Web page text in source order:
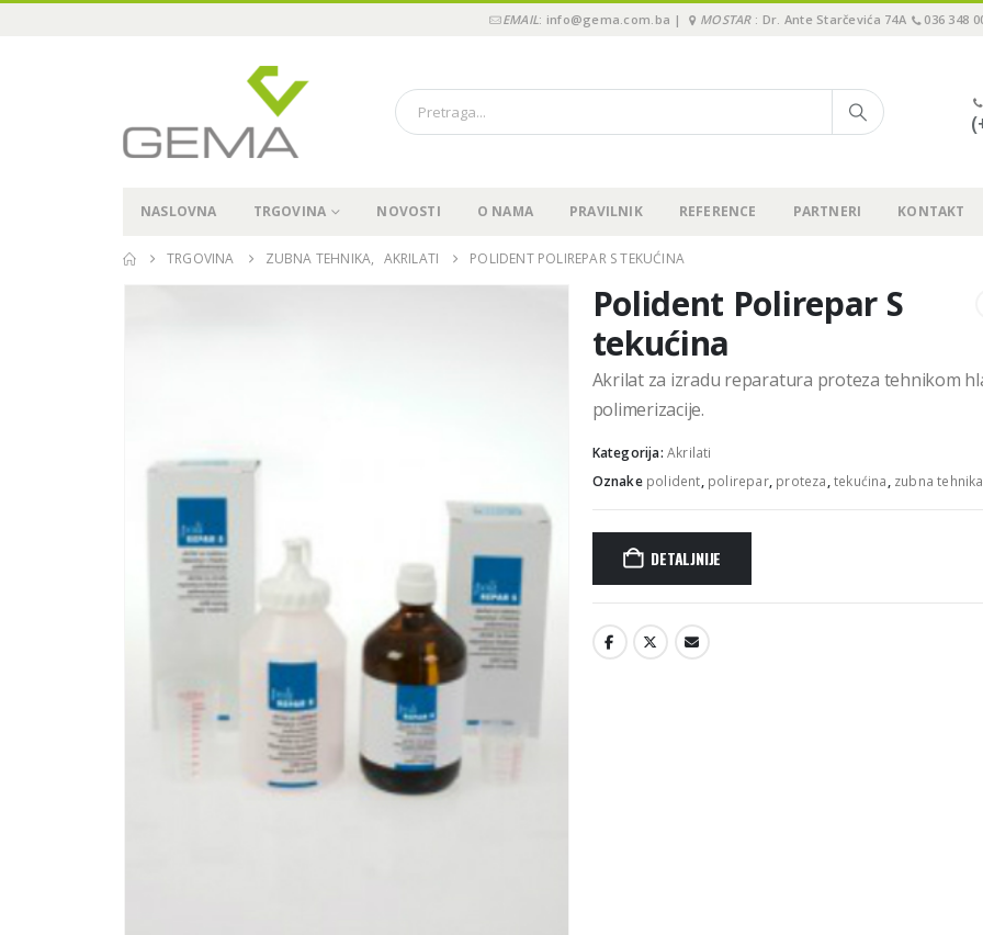
EMAIL: info@gema.com.ba | MOSTAR: Dr. Ante Starčevića 74A 036 348
NASLOVNA TRGOVINA NOVOSTI O NAMA PRAVILNIK REFERENCE PARTNERI KONTAKT
TRGOVINA ZUBNA TEHNIKA, AKRILATI POLIDENT POLIREPAR S TEKUĆINA
Polident Polirepar S
tekućina
Akrilat za izradu reparatura proteza tehnikom
polimerizacije.
Kategorija: Akrilati
Oznake polident, polirepar, proteza,tekućina, zubna tehnika
DETALJNIJE